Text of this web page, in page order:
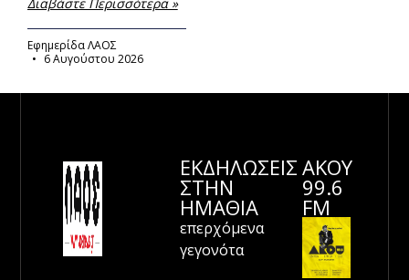
Εφημερίδα ΛΑΟΣ
6 Αυγούστου 2026
ΕΚΔΗΛΩΣΕΙΣ
ΣΤΗΝ
ΗΜΑΘΊΑ
επερχόμενα
γεγονότα
ΑΚΟΥ
99.6
FM